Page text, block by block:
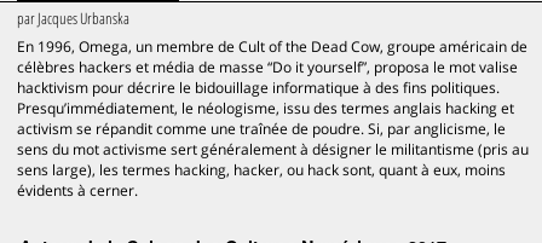
parJacques Urbanska
En 1996, Omega, un membre de Cult of the Dead Cow, groupe américain de
célèbres hackers et média de masse “Do it yourself”, proposa le mot valise
hacktivism pour décrire le bidouillage informatique à des fins politiques.
Presqu’immédiatement, le néologisme, issu des termes anglais hacking et
activism se répandit comme une traînée de poudre. Si, par anglicisme, le
sens du mot activisme sert généralement à désigner le militantisme (pris au
sens large), les termes hacking, hacker, ou hack sont, quant à eux, moins
évidents à cerner.